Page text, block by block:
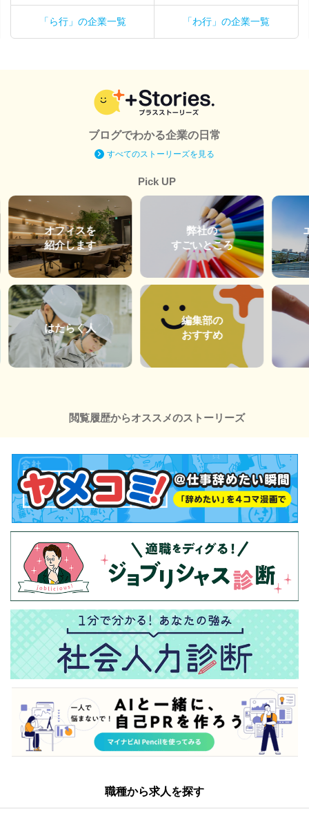
「ら行」の企業一覧 「わ行」の企業一覧
ブログでわかる企業の日常
すべてのストーリーズを見る
Pick UP
オフィスを
紹介します
はたらく人
弊社の
すごいところ
編集部の
おすすめ
閲覧履歴からオススメのストーリーズ
職種から求人を探す